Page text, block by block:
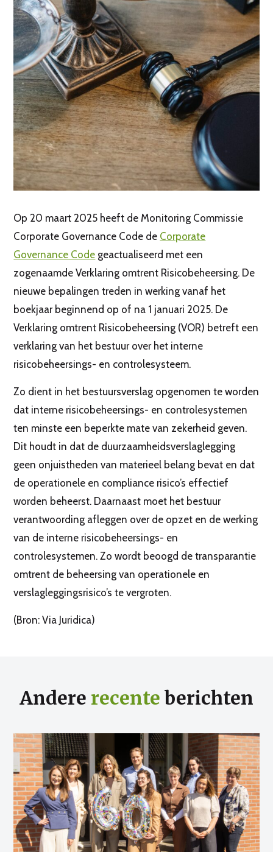
Op 20 maart 2025 heeft de Monitoring Commissie
Corporate Governance Code de Corporate
Governance Code geactualiseerd met een
zogenaamde Verklaring omtrent Risicobeheersing. De
nieuwe bepalingen treden in werking vanaf het
boekjaar beginnend op of na 1 januari 2025. De
Verklaring omtrent Risicobeheersing (VOR) betreft een
verklaring van het bestuur over het interne
risicobeheersings- en controlesysteem.
Zo dient in het bestuursverslag opgenomen te worden
dat interne risicobeheersings- en controlesystemen
ten minste een beperkte mate van zekerheid geven.
Dit houdt in dat de duurzaamheidsverslaglegging
geen onjuistheden van materieel belang bevat en dat
de operationele en compliance risico’s effectief
worden beheerst. Daarnaast moet het bestuur
verantwoording afleggen over de opzet en de werking
van de interne risicobeheersings- en
controlesystemen. Zo wordt beoogd de transparantie
omtrent de beheersing van operationele en
verslagleggingsrisico’s te vergroten.
(Bron: Via Juridica)
Andere recente berichten